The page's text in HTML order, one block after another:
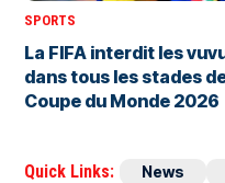
SPORTS
La FIFA interdit les
dans tous les stades
Coupe du Monde 2026
Quick Links: News